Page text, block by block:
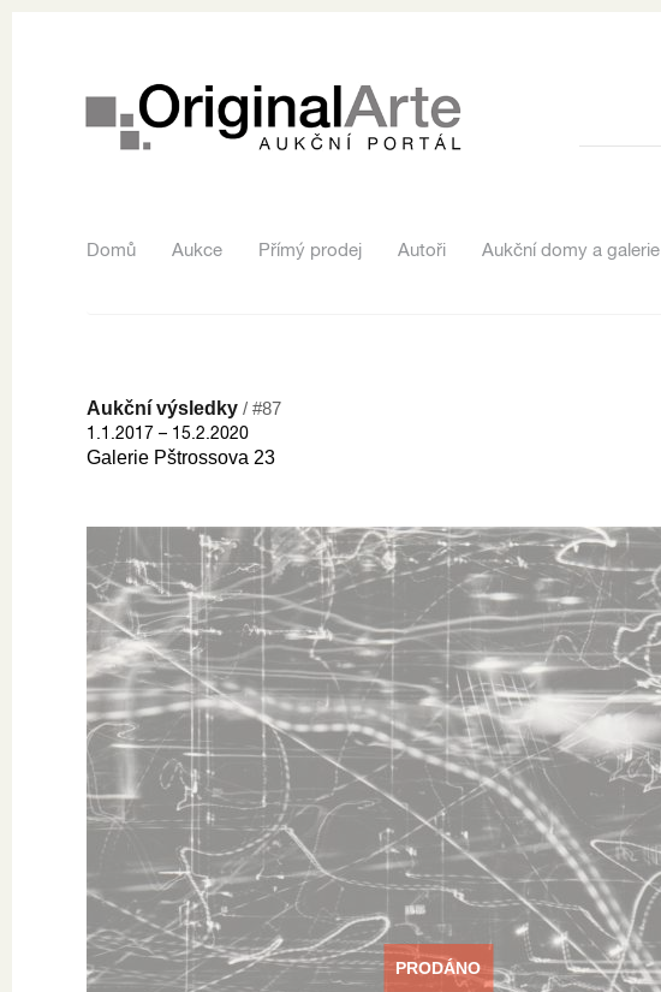
Domů Aukce Přímý prodej Autoři Aukční domy a galerie
Aukční výsledky / #87
1.1.2017 – 15.2.2020
Galerie Pštrossova 23
PRODÁNO